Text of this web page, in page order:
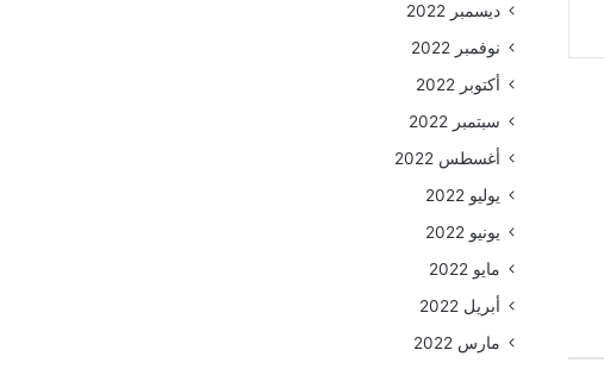
ديسمبر 2022
نوفمبر 2022
أكتوبر 2022
سبتمبر 2022
أغسطس 2022
يوليو 2022
يونيو 2022
مايو 2022
أبريل 2022
مارس 2022